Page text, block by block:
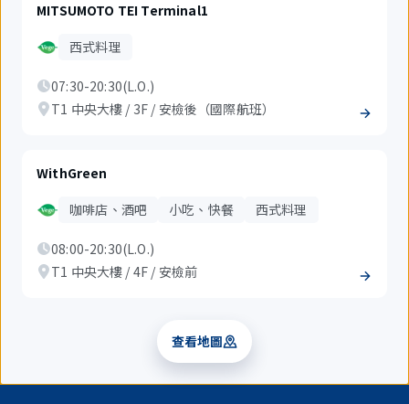
MITSUMOTO TEI Terminal1
西式料理
07:30-20:30(L.O.)
T1 中央大樓 / 3F / 安檢後（國際航班）
WithGreen
咖啡店、酒吧
小吃、快餐 西式料理
08:00-20:30(L.O.)
T1 中央大樓 / 4F / 安檢前
查看地圖